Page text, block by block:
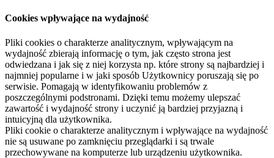
Cookies wpływające na wydajność
Pliki cookies o charakterze analitycznym, wpływającym na
wydajność zbierają informację o tym, jak często strona jest
odwiedzana i jak się z niej korzysta np. które strony są najbardziej i
najmniej popularne i w jaki sposób Użytkownicy poruszają się po
serwisie. Pomagają w identyfikowaniu problemów z
poszczególnymi podstronami. Dzięki temu możemy ulepszać
zawartość i wydajność strony i uczynić ją bardziej przyjazną i
intuicyjną dla użytkownika.
Pliki cookie o charakterze analitycznym i wpływające na wydajność
nie są usuwane po zamknięciu przeglądarki i są trwale
przechowywane na komputerze lub urządzeniu użytkownika.